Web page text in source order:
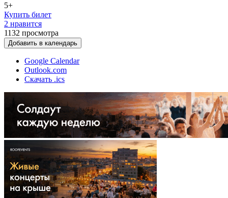
5+
Купить билет
2 нравится
1132 просмотра
Добавить в календарь
Google Calendar
Outlook.com
Скачать .ics